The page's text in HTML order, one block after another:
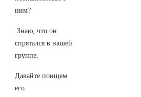
ним?
Знаю, что он
спрятался в нашей
группе.
Давайте поищем
его.